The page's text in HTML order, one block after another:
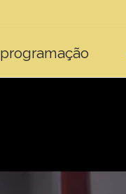
programação